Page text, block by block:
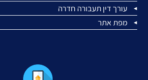
עורך דין תעבורה חדרה
מפת אתר